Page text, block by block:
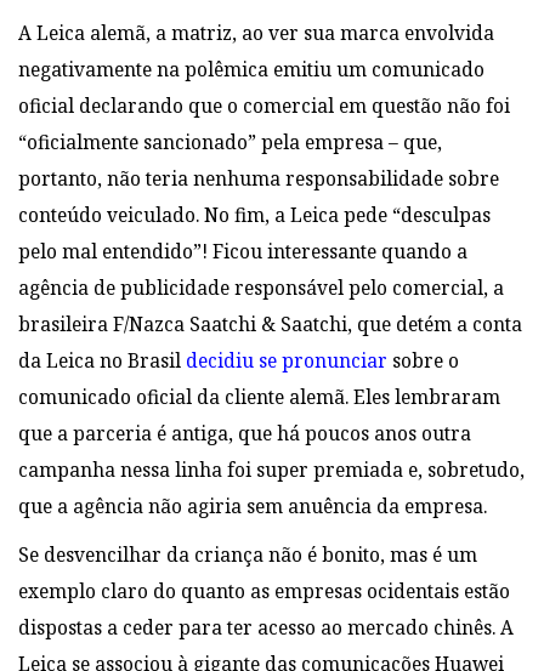
A Leica alemã, a matriz, ao ver sua marca envolvida
negativamente na polêmica emitiu um comunicado
oficial declarando que o comercial em questão não foi
“oficialmente sancionado” pela empresa – que,
portanto, não teria nenhuma responsabilidade sobre
conteúdo veiculado. No fim, a Leica pede “desculpas
pelo mal entendido”! Ficou interessante quando a
agência de publicidade responsável pelo comercial, a
brasileira F/Nazca Saatchi & Saatchi, que detém a conta
da Leica no Brasil decidiu se pronunciar sobre o
comunicado oficial da cliente alemã. Eles lembraram
que a parceria é antiga, que há poucos anos outra
campanha nessa linha foi super premiada e, sobretudo,
que a agência não agiria sem anuência da empresa.
Se desvencilhar da criança não é bonito, mas é um
exemplo claro do quanto as empresas ocidentais estão
dispostas a ceder para ter acesso ao mercado chinês. A
Leica se associou à gigante das comunicações Huawei